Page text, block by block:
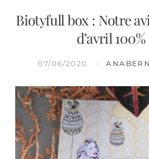
Biotyfull box : Notre
d’avril
07/06/2020